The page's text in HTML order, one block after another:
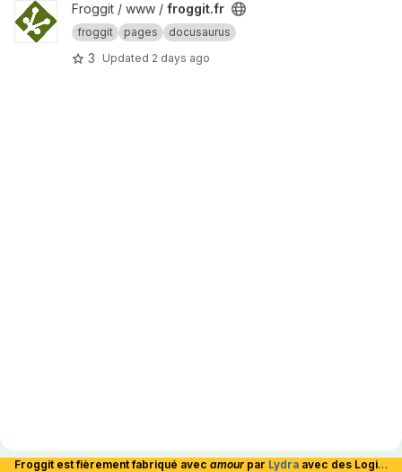
View froggit.fr project
Froggit / www / froggit.fr
froggit pages docusaurus
3 Updated 2 days ago
Froggit est fièrement fabriqué avec amour par Lydra avec des Logiciels Libres et hébergé en